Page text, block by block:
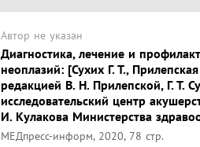
Автор не указан
Диагностика, лечение и
неоплазий: [Сухих Г. Т.,
редакцией В. Н. Прилепской, Г. Т.
исследовательский центр
И. Кулакова Министерства
МЕДпресс-информ, 2020, 78 стр.